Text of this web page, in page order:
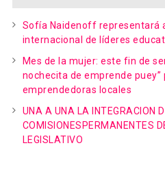
Sofía Naidenoff representará
internacional de líderes
Mes de la mujer: este fin de
nochecita de emprende puey”
emprendedoras locales
UNA A UNA LA INTEGRACION
COMISIONESPERMANENTES
LEGISLATIVO